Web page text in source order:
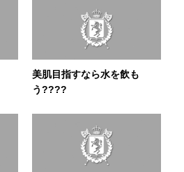
美肌目指すなら水を飲も
う????